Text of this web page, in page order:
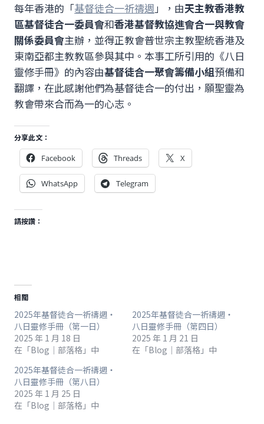
每年香港的「基督徒合一祈禱週」，由天主教香港教
區基督徒合一委員會和香港基督教協進會合一與教會
關係委員會主辦，並得正教會普世宗主教聖統香港及
東南亞都主教教區參與其中。本事工所引用的《八日
靈修手冊》的內容由基督徒合一聚會籌備小組預備和
翻譯，在此感謝他們為基督徒合一的付出，願聖靈為
教會帶來合而為一的心志。
分享此文：
Facebook Threads X
WhatsApp Telegram
請按讚：
相關
2025年基督徒合一祈禱週‧
八日靈修手冊（第一日）
2025 年 1 月 18 日
在「Blog｜部落格」中
2025年基督徒合一祈禱週‧
八日靈修手冊（第四日）
2025 年 1 月 21 日
在「Blog｜部落格」中
2025年基督徒合一祈禱週‧
八日靈修手冊（第八日）
2025 年 1 月 25 日
在「Blog｜部落格」中